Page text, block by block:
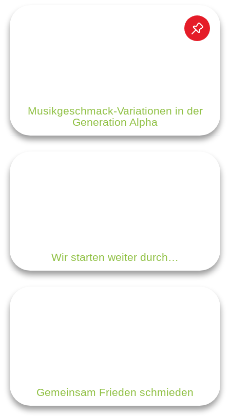
Musikgeschmack-Variationen in der
Generation Alpha
Wir starten weiter durch…
Gemeinsam Frieden schmieden